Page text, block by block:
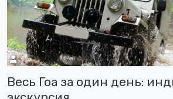
Весь Гоа за один день: